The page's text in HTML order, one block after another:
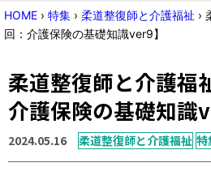
ニュース
国家試験対策
学会・セミナー情報
HOME › 特集 › 柔道整復師と介護福祉 ›
回：介護保険の基礎知識ver9】
柔道整復師と介護福
介護保険の基礎知識
2024.05.16 柔道整復師と介護福祉 特